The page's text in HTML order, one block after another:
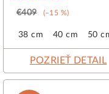
€409 (–15 %)
38 cm 40 cm 50
POZRIEŤ DETAIL